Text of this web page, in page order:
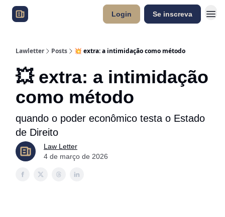
Login Se inscreva
Lawletter Posts 💥 extra: a intimidação como método
💥 extra: a intimidação
como método
quando o poder econômico testa o Estado
de Direito
Law Letter
4 de março de 2026